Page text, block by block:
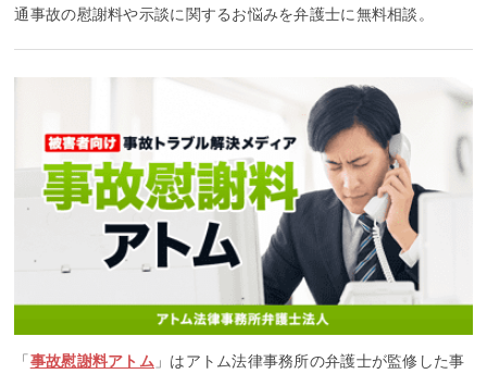
通事故の慰謝料や示談に関するお悩みを弁護士に無料相談。
「事故慰謝料アトム 」はアトム法律事務所の弁護士が監修した事